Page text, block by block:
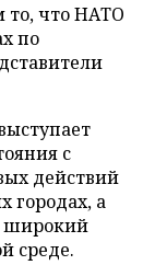
то, что НАТО
по
с
действий
городах, а
широкий
среде.